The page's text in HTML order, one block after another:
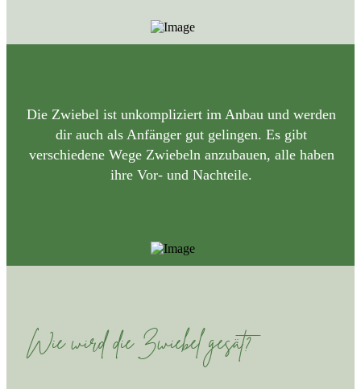
Die Zwiebel ist unkompliziert im Anbau und werden
dir auch als Anfänger gut gelingen. Es gibt
verschiedene Wege Zwiebeln anzubauen, alle haben
ihre Vor- und Nachteile.
Wie wird die Zwiebel gesät?